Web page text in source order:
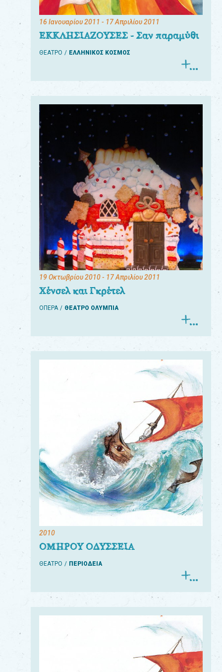
16 Ιανουαρίου 2011 - 17 Απριλίου 2011
ΕΚΚΛΗΣΙΑΖΟΥΣΕΣ - Σαν παραμύθι
ΘΕΑΤΡΟ ΕΛΛΗΝΙΚΟΣ ΚΟΣΜΟΣ
19 Οκτωβρίου 2010- 17 Απριλίου 2011
Χένσελ και Γκρέτελ
ΟΠΕΡΑ ΘΕΑΤΡΟ ΟΛΥΜΠΙΑ
2010
ΟΜΗΡΟΥ ΟΔΥΣΣΕΙΑ
ΘΕΑΤΡΟ ΠΕΡΙΟΔΕΙΑ